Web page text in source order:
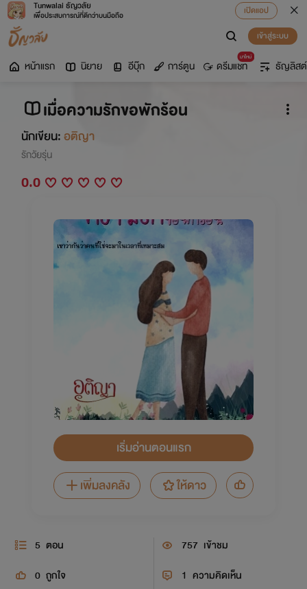
Tunwalai ธัญวลัย
เพื่อประสบการณ์ที่ดีกว่าบนมือถือ
เปิดแอป
เข้าสู่ระบบ
หน้าแรก นิยาย อีบุ๊ก การ์ตูน
มาใหม่
ดรีมแชท ธัญลิสต์
เมื่อความรักขอพักร้อน
นักเขียน:อติญา
รักวัยรุ่น
0.0
เริ่มอ่านตอนแรก
เพิ่มลงคลัง
ให้ดาว
5 ตอน 757 เข้าชม
0 ถูกใจ 1 ความคิดเห็น